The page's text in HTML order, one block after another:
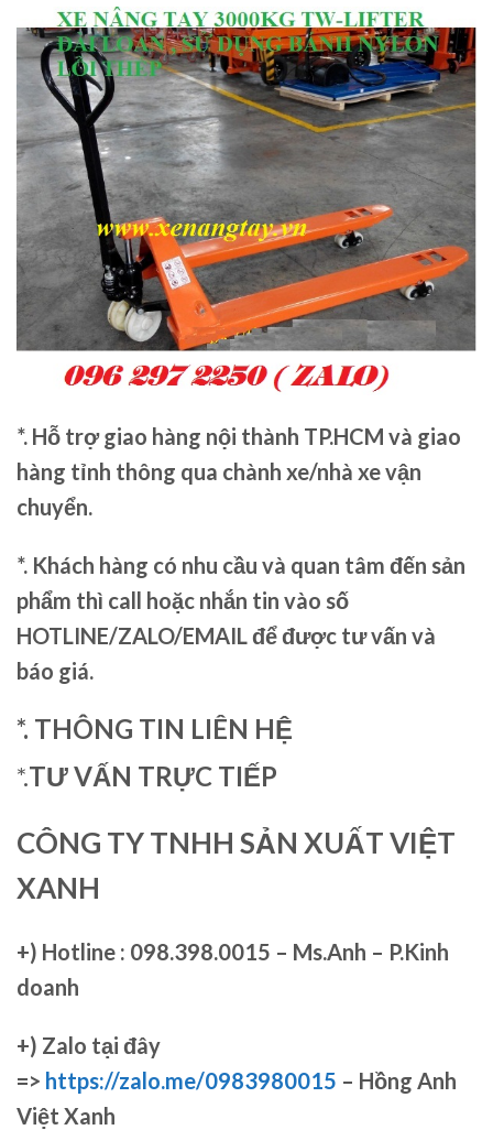
*. Hỗ trợ giao hàng nội thành TP.HCM và giao
hàng tỉnh thông qua chành xe/nhà xe vận
chuyển.
*. Khách hàng có nhu cầu và quan tâm đến sản
phẩm thì call hoặc nhắn tin vào số
HOTLINE/ZALO/EMAIL để được tư vấn và
báo giá.
*. THÔNG TIN LIÊN HỆ
*.TƯ VẤN TRỰC TIẾP
CÔNG TY TNHH SẢN XUẤT VIỆT
XANH
+) Hotline : 098.398.0015 – Ms.Anh – P.Kinh
doanh
+) Zalo tại đây
=> https://zalo.me/0983980015 – Hồng Anh
Việt Xanh